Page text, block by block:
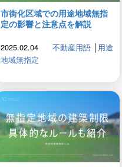
市街化区域での用途地域無指
定の影響と注意点を解説
2025.02.04 不動産用語│ 用途
地域無指定